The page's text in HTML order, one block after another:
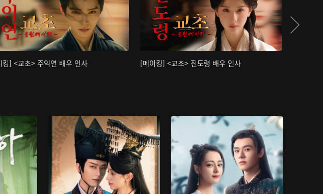
킹] <교초> 주익연 배우 인사 [메이킹] <교초> 진도령 배우 인사